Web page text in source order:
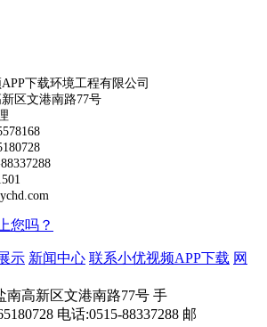
下载环境工程有限公司
区文港南路77号
示 新闻中心 联系小优视频APP下载 网
南高新区文港南路77号 手
电话:0515-88337288 邮